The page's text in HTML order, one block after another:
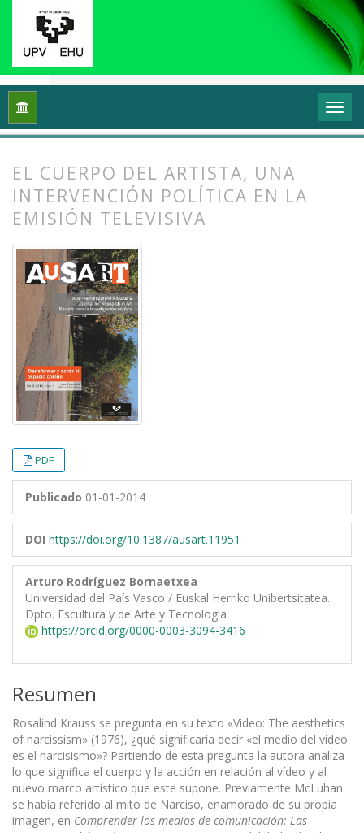
Inicio Vol. 2 Núm. 1 (2014): Transformar y sentir
EL CUERPO DEL ARTISTA, UNA
INTERVENCIÓN POLÍTICA EN LA
EMISIÓN TELEVISIVA
PDF
Publicado 01-01-2014
DOI https://doi.org/10.1387/ausart.11951
Arturo Rodríguez Bornaetxea
Universidad del País Vasco / Euskal Herriko Unibertsitatea.
Dpto. Escultura y de Arte y Tecnología
https://orcid.org/0000-0003-3094-3416
Resumen
Rosalind Krauss se pregunta en su texto «Video: The aesthetics
of narcissism» (1976), ¿qué significaría decir «el medio del vídeo
es el narcisismo»? Partiendo de esta pregunta la autora analiza
lo que significa el cuerpo y la acción en relación al vídeo y al
nuevo marco artístico que este supone. Previamente McLuhan
se había referido al mito de Narciso, enamorado de su propia
imagen, en Comprender los medios de comunicación: Las